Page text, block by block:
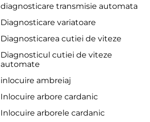
diagnosticare transmisie automata
Diagnosticare variatoare
Diagnosticarea cutiei de viteze
Diagnosticul cutiei de viteze
automate
inlocuire ambreiaj
Inlocuire arbore cardanic
Inlocuire arborele cardanic